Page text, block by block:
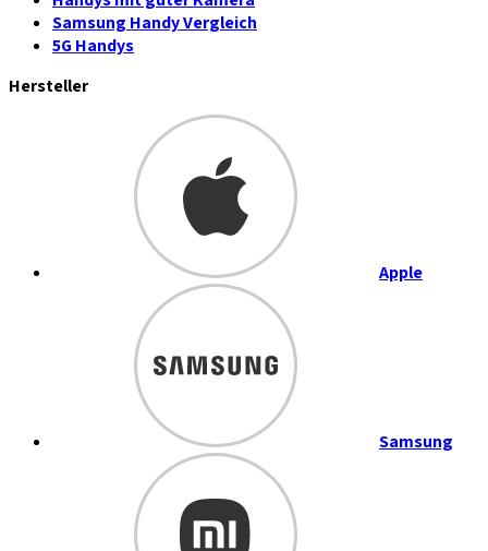
Samsung Handy Vergleich
5G Handys
Hersteller
Apple
Samsung